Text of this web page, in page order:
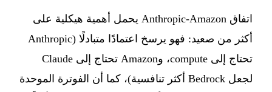
اتفاق Anthropic-Amazon يحمل أهمية هيكلية على
أكثر من صعيد: فهو يرسخ اعتمادًا متبادلًا (Anthropic
تحتاج إلى compute، وAmazon تحتاج إلى Claude
لجعل Bedrock أكثر تنافسية)، كما أن الفوترة الموحدة